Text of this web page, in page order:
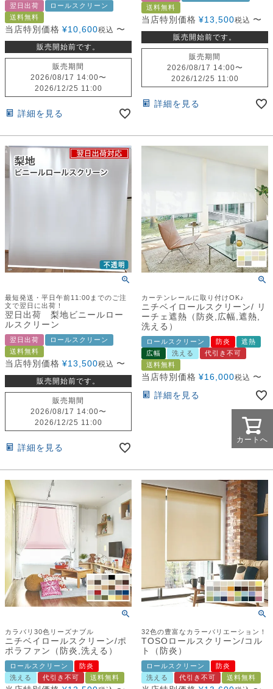
翌日出荷
ロールスクリーン
送料無料
当店特別価格 ¥10,600税込 〜
販売開始前です。
販売期間
2026/08/17 14:00〜
2026/12/25 11:00
詳細を見る
送料無料
当店特別価格 ¥13,500税込 〜
販売開始前です。
販売期間
2026/08/17 14:00〜
2026/12/25 11:00
詳細を見る
最短発送・平日午前11:00までのご注
文で翌日に出荷！
翌日出荷 梨地ビニールロー
ルスクリーン
翌日出荷
ロールスクリーン
送料無料
当店特別価格 ¥13,500税込 〜
販売開始前です。
販売期間
2026/08/17 14:00〜
2026/12/25 11:00
詳細を見る
カーテンレールに取り付けOK♪
ニチベイロールスクリーン/ リ
ーチェ遮熱（防炎,広幅,遮熱,
洗える）
ロールスクリーン 防炎
遮熱
広幅
洗える
代引き不可
送料無料
当店特別価格 ¥16,000税込 〜
詳細を見る
カラバリ30色リーズナブル
ニチベイロールスクリーン/ポ
ポラファン（防炎,洗える）
ロールスクリーン
防炎
洗える
代引き不可 送料無料
32色の豊富なカラーバリエーション！
TOSOロールスクリーン/コル
ト（防炎）
ロールスクリーン
防炎
洗える
代引き不可 送料無料
カートへ